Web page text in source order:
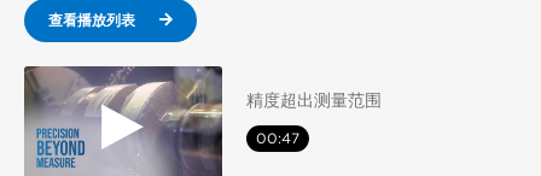
查看播放列表
精度超出测量范围
00:47